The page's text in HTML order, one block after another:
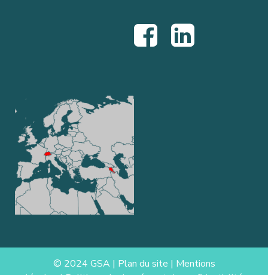
© 2024 GSA | Plan du site | Mentions